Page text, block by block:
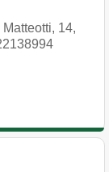
14,